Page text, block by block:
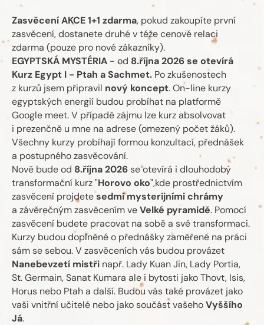
ZasvěceníAKCE1+1 zdarma, pokud zakoupíte první
zasvěcení, dostanete druhé v téže cenové relaci
zdarma (pouze pro nové zákazníky).
EGYPTSKÁ MYSTÉRIA - od 8.října 2026 se otevírá
Kurz Egypt I - Ptah a Sachmet. Po zkušenostech
z kurzů jsem připravil nový koncept. On-line kurzy
egyptských energií budou probíhat na platformě
Google meet. V případě zájmu lze kurz absolvovat
i prezenčně u mne na adrese (omezený počet žáků).
Všechny kurzy probíhají formou konzultací, přednášek
a postupného zasvěcování.
Nově bude od 8.října2026se otevírá i dlouhodobý
transformační kurz "Horovo oko",kde prostřednictvím
zasvěcení projdetesedmi mysterijnímichrámy
a závěrečným zasvěcením veVelké pyramidě. Pomocí
zasvěcení budete pracovat na sobě a své transformaci.
Kurzy budou doplněné o přednášky zaměřené na práci
sám se sebou. V zasvěceních vás budou provázet
Nanebevzetí mistři např. Lady Kuan Jin, Lady Portia,
St. Germain, Sanat Kumara ale i bytosti jako Thovt, Isis,
Horus nebo Ptah a další. Budou vás také provázet jako
vaši vnitřní učitelé nebo jako součást vašehoVyššího
Já.